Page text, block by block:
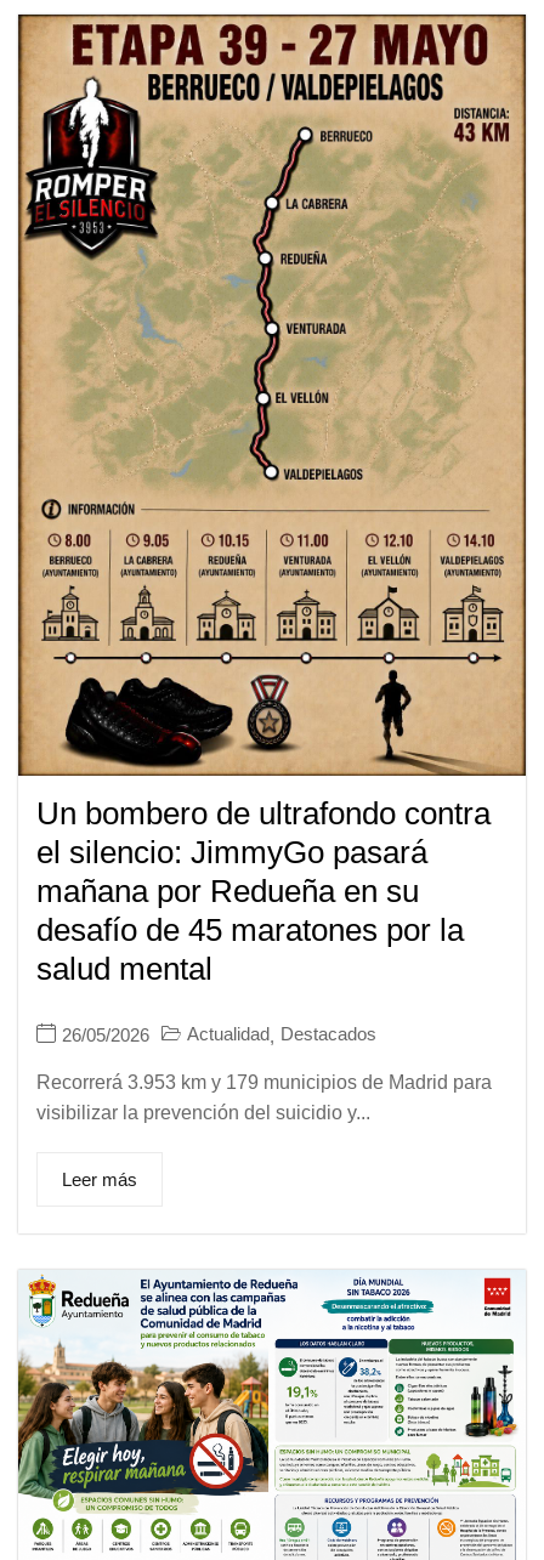
Un bombero de ultrafondo contra
el silencio: JimmyGo pasará
mañana por Redueña en su
desafío de 45 maratones por la
salud mental
26/05/2026 Actualidad, Destacados
Recorrerá 3.953 km y 179 municipios de Madrid para
visibilizar la prevención del suicidio y...
Leer más